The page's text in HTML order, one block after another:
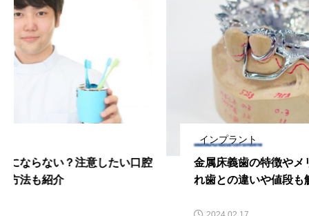
金属床義歯の特徴やメリットとは？プラスチック入
れ歯との違いや値段も解説！